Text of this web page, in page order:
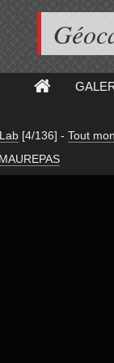
[4/136] - Tout